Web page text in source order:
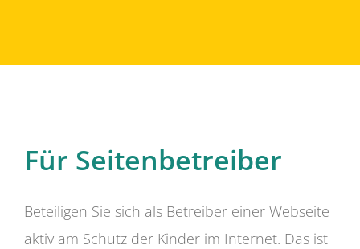
Für Seitenbetreiber
Beteiligen Sie sich als Betreiber einer Webseite
aktiv am Schutz der Kinder im Internet. Das ist